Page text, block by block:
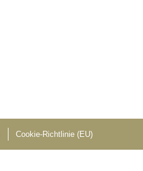
Cookie-Richtlinie (EU)